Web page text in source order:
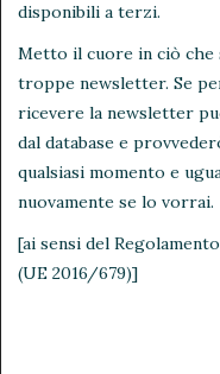
disponibili a terzi.
Metto il cuore in ciò che
troppe newsletter. Se
ricevere la newsletter
dal database e
qualsiasi momento e
nuovamente se lo vorrai.
[ai sensi del
(UE 2016/679)]